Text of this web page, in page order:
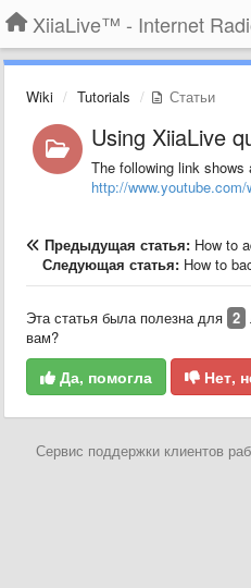
XiiaLive™ - Internet
Wiki Tutorials Статьи
Using XiiaLive
The following link
http://
Предыдущая статья: How to
Следующая статья: How to
Эта статья была полезна для 2
вам?
Да, помогла Нет,
Сервис поддержки клиентов